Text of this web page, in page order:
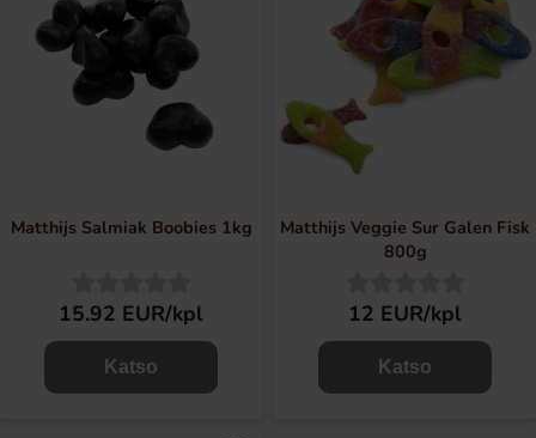
Matthijs Salmiak Boobies 1kg
15.92 EUR/kpl
Katso
Matthijs Veggie Sur Galen Fisk
800g
12 EUR/kpl
Katso